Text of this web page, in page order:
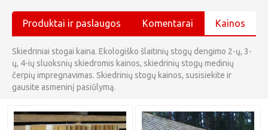
Produktai ir paslaugos Komentarai Kainos
Skiedriniai stogai kaina. Ekologiško šlaitinių stogų dengimo 2-ų, 3-
ų, 4-ių sluoksnių skiedromis kainos, skiedrinių stogų medinių
čerpių impregnavimas. Skiedrinių stogų kainos, susisiekite ir
gausite asmeninį pasiūlymą.